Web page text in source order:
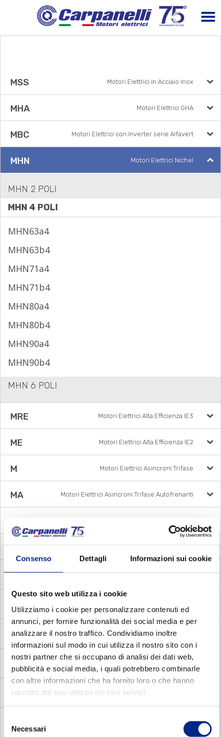
Consenso Dettagli Informazioni sui cookie
Questo sito web utilizza i cookie
Utilizziamo i cookie per personalizzare contenuti ed
annunci, per fornire funzionalità dei social media e per
analizzare il nostro traffico. Condividiamo inoltre
informazioni sul modo in cui utilizza il nostro sito con i
nostri partner che si occupano di analisi dei dati web,
pubblicità e social media, i quali potrebbero combinarle
con altre informazioni che ha fornito loro o che hanno
raccolto dal suo utilizzo dei loro servizi.
delNecessari
MSS Motori Elettrici in Acciaio Inox
MHA Motori Elettrici GHA
MBC Motori Elettrici con Inverter serie Alfavert
MHN Motori Elettrici Nichel
MHN 2 POLI
MHN 4 POLI
MHN63a4
MHN63b4
MHN71a4
MHN71b4
MHN80a4
MHN80b4
MHN90a4
MHN90b4
MHN 6 POLI
MRE Motori Elettrici Alta Efficienza IE3
ME Motori Elettrici Alta Efficienza IE2
M Motori Elettrici Asincroni Trifase
MA Motori Elettrici Asincroni Trifase Autofrenanti
MM Motori Elettrici Asincroni Monofase
MADE
Motori Autofrenanti Asincroni Monofase con
Disgiuntore Centrifugo
MADV
Motori Autofrenanti Asincroni Monofase con
MDE
Motori Elettrici Asincroni Monofase con Disgiuntore
Elettronico
MDC
Motori Elettrici Asincroni Monofase con Disgiuntore
Motori Autofrenanti Asincroni Trifase a doppia
polarità